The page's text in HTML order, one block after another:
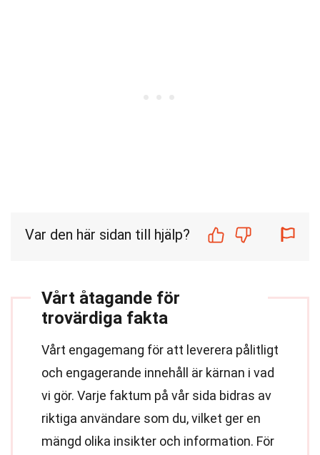
Var den här sidan till hjälp?
Vårt åtagande för
trovärdiga fakta
Vårt engagemang för att leverera pålitligt
och engagerande innehåll är kärnan i vad
vi gör. Varje faktum på vår sida bidras av
riktiga användare som du, vilket ger en
mängd olika insikter och information. För